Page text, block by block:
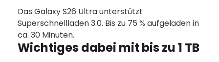
Das Galaxy S26 Ultra unterstützt
Superschnellladen 3.0. Bis zu 75 % aufgeladen in
ca. 30 Minuten.
Wichtiges dabei mit bis zu 1 TB